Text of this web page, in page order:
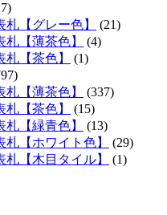
【グレー色】
(21)
【薄茶色】
(4)
【茶色】
(1)
【薄茶色】
(337)
【茶色】
(15)
【緑青色】
(13)
【ホワイト色】
(29)
【木目タイル】
(1)